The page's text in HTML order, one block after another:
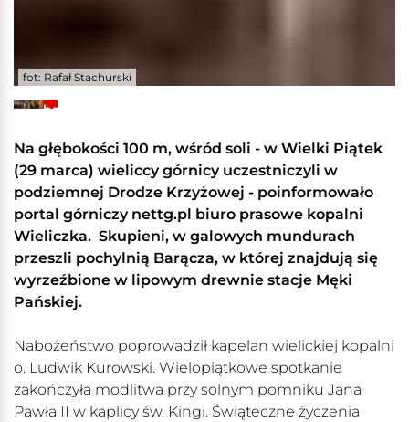
fot: Rafał Stachurski
+3
Zobacz
Na głębokości 100 m, wśród soli - w Wielki Piątek
(29 marca) wieliccy górnicy uczestniczyli w
podziemnej Drodze Krzyżowej - poinformowało
portal górniczy nettg.pl biuro prasowe kopalni
Wieliczka. Skupieni, w galowych mundurach
przeszli pochylnią Barącza, w której znajdują się
wyrzeźbione w lipowym drewnie stacje Męki
Pańskiej.
Nabożeństwo poprowadził kapelan wielickiej kopalni
o. Ludwik Kurowski. Wielopiątkowe spotkanie
zakończyła modlitwa przy solnym pomniku Jana
Pawła II w kaplicy św. Kingi. Świąteczne życzenia